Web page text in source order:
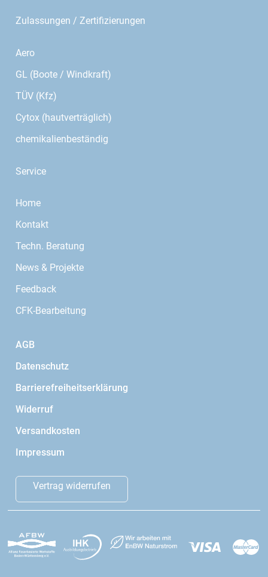
Zulassungen / Zertifizierungen
Aero
GL (Boote / Windkraft)
TÜV (Kfz)
Cytox (hautverträglich)
chemikalienbeständig
Service
Home
Kontakt
Techn. Beratung
News & Projekte
Feedback
CFK-Bearbeitung
AGB
Datenschutz
Barrierefreiheitserklärung
Widerruf
Versandkosten
Impressum
Vertrag widerrufen